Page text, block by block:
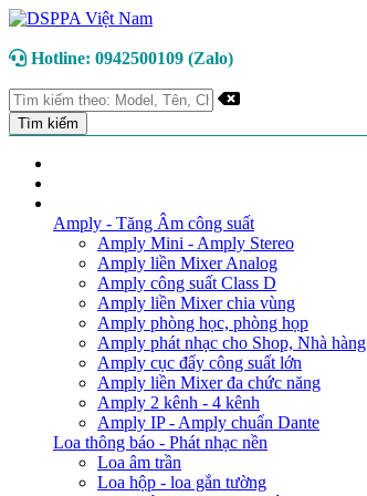
Hotline: 0942500109 (Zalo)
Amply - Tăng Âm công suất
Amply Mini - Amply Stereo
Amply liền Mixer Analog
Amply công suất Class D
Amply liền Mixer chia vùng
Amply phòng học, phòng họp
Amply phát nhạc cho Shop, Nhà hàng
Amply cục đẩy công suất lớn
Amply liền Mixer đa chức năng
Amply 2 kênh - 4 kênh
Amply IP - Amply chuẩn Dante
Loa thông báo - Phát nhạc nền
Loa âm trần
Loa hộp - loa gắn tường